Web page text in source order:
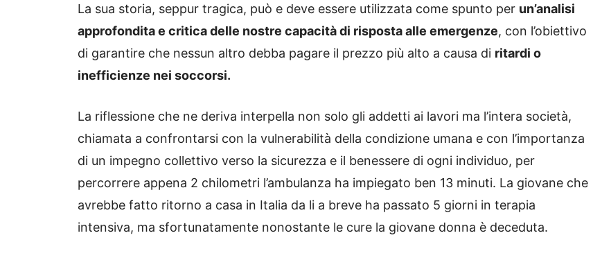
La sua storia, seppur tragica, può e deve essere utilizzata come spunto per un’analisi
approfondita e critica delle nostre capacità di risposta alle emergenze, con l’obiettivo
di garantire che nessun altro debba pagare il prezzo più alto a causa di ritardi o
inefficienze nei soccorsi.
La riflessione che ne deriva interpella non solo gli addetti ai lavori ma l’intera società,
chiamata a confrontarsi con la vulnerabilità della condizione umana e con l’importanza
di un impegno collettivo verso la sicurezza e il benessere di ogni individuo, per
percorrere appena 2 chilometri l’ambulanza ha impiegato ben 13 minuti. La giovane che
avrebbe fatto ritorno a casa in Italia da li a breve ha passato 5 giorni in terapia
intensiva, ma sfortunatamente nonostante le cure la giovane donna è deceduta.